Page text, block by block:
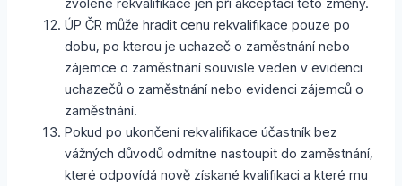
zvolené rekvalifikace jen při akceptaci této změny.
ÚP ČR může hradit cenu rekvalifikace pouze po
dobu, po kterou je uchazeč o zaměstnání nebo
zájemce o zaměstnání souvisle veden v evidenci
uchazečů o zaměstnání nebo evidenci zájemců o
zaměstnání.
Pokud po ukončení rekvalifikace účastník bez
vážných důvodů odmítne nastoupit do zaměstnání,
které odpovídá nově získané kvalifikaci a které mu